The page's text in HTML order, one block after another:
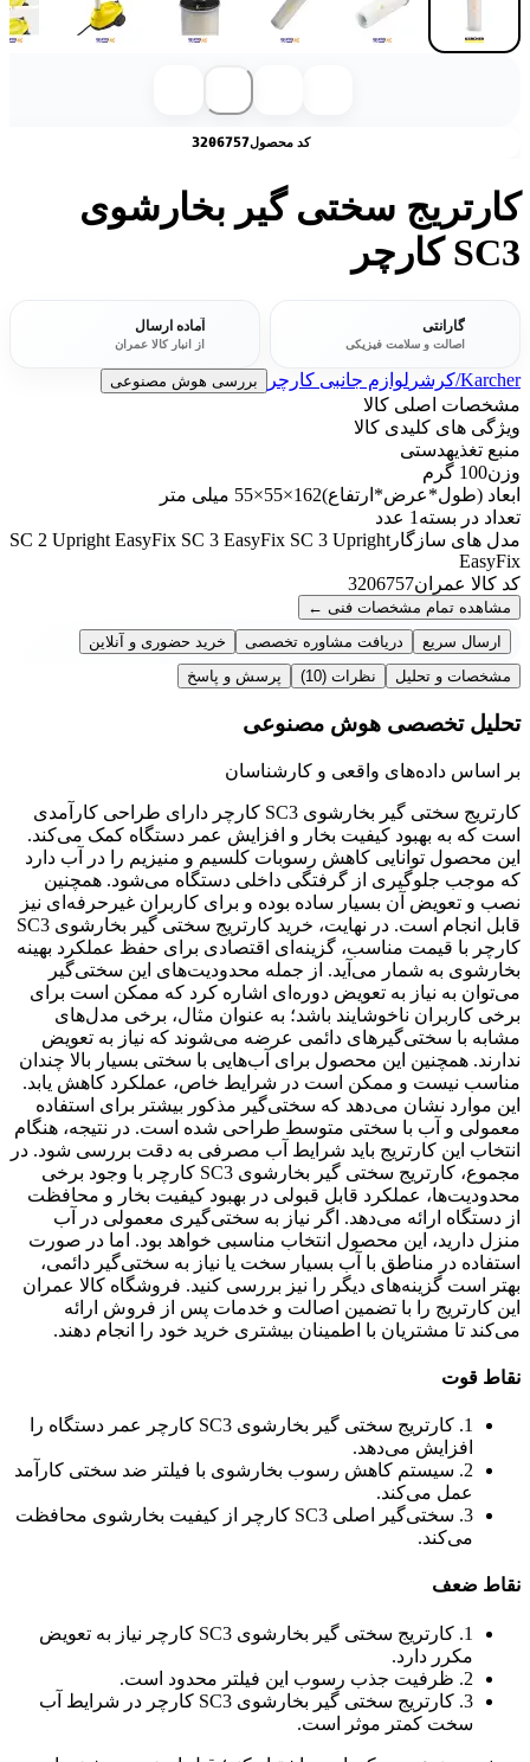
کد محصول3206757
کارتریج سختی گیر بخارشوی
SC3 کارچر
گارانتی
اصالت و سلامت فیزیکی
آماده ارسال
از انبار کالا عمران
Karcher/کرشر لوازم جانبی کارچر بررسی هوش مصنوعی
مشخصات اصلی کالا
ویژگی های کلیدی کالا
منبع تغذیهدستی
وزن100 گرم
ابعاد (طول*عرض*ارتفاع)162×55×55 میلی متر
تعداد در بسته 1 عدد
مدل های سازگار SC 2 Upright EasyFix SC 3 EasyFix SC 3 Upright
EasyFix
کد کالا عمران3206757
مشاهده تمام مشخصات فنی ←
ارسال سریع
دریافت مشاوره تخصصی
خرید حضوری و آنلاین
مشخصات و تحلیل
نظرات (10) پرسش و پاسخ
تحلیل تخصصی هوش مصنوعی
بر اساس داده‌های واقعی و کارشناسان
کارتریج سختی گیر بخارشوی SC3 کارچر دارای طراحی کارآمدی
است که به بهبود کیفیت بخار و افزایش عمر دستگاه کمک می‌کند.
این محصول توانایی کاهش رسوبات کلسیم و منیزیم را در آب دارد
که موجب جلوگیری از گرفتگی داخلی دستگاه می‌شود. همچنین
نصب و تعویض آن بسیار ساده بوده و برای کاربران غیرحرفه‌ای نیز
قابل انجام است. در نهایت، خرید کارتریج سختی گیر بخارشوی SC3
کارچر با قیمت مناسب، گزینه‌ای اقتصادی برای حفظ عملکرد بهینه
بخارشوی به شمار می‌آید. از جمله محدودیت‌های این سختی‌گیر
می‌توان به نیاز به تعویض دوره‌ای اشاره کرد که ممکن است برای
برخی کاربران ناخوشایند باشد؛ به عنوان مثال، برخی مدل‌های
مشابه با سختی‌گیرهای دائمی عرضه می‌شوند که نیاز به تعویض
ندارند. همچنین این محصول برای آب‌هایی با سختی بسیار بالا چندان
مناسب نیست و ممکن است در شرایط خاص، عملکرد کاهش یابد.
این موارد نشان می‌دهد که سختی‌گیر مذکور بیشتر برای استفاده
معمولی و آب با سختی متوسط طراحی شده است. در نتیجه، هنگام
انتخاب این کارتریج باید شرایط آب مصرفی به دقت بررسی شود. در
مجموع، کارتریج سختی گیر بخارشوی SC3 کارچر با وجود برخی
محدودیت‌ها، عملکرد قابل قبولی در بهبود کیفیت بخار و محافظت
از دستگاه ارائه می‌دهد. اگر نیاز به سختی‌گیری معمولی در آب
منزل دارید، این محصول انتخاب مناسبی خواهد بود. اما در صورت
استفاده در مناطق با آب بسیار سخت یا نیاز به سختی‌گیر دائمی،
بهتر است گزینه‌های دیگر را نیز بررسی کنید. فروشگاه کالا عمران
این کارتریج را با تضمین اصالت و خدمات پس از فروش ارائه
می‌کند تا مشتریان با اطمینان بیشتری خرید خود را انجام دهند.
نقاط قوت
1. کارتریج سختی گیر بخارشوی SC3 کارچر عمر دستگاه را
افزایش می‌دهد.
2. سیستم کاهش رسوب بخارشوی با فیلتر ضد سختی کارآمد
عمل می‌کند.
3. سختی‌گیر اصلی SC3 کارچر از کیفیت بخارشوی محافظت
می‌کند.
نقاط ضعف
1. کارتریج سختی گیر بخارشوی SC3 کارچر نیاز به تعویض
مکرر دارد.
2. ظرفیت جذب رسوب این فیلتر محدود است.
3. کارتریج سختی گیر بخارشوی SC3 کارچر در شرایط آب
سخت کمتر موثر است.